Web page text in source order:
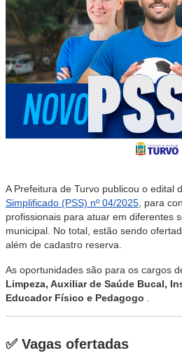
A Prefeitura de Turvo publicou o edital
Simplificado (PSS) nº 04/2025, para
profissionais para atuar em diferentes
municipal. No total, estão sendo
além de cadastro reserva.
As oportunidades são para os cargos
Limpeza, Auxiliar de Saúde Bucal,
Educador Físico e Pedagogo .
✅ Vagas ofertadas